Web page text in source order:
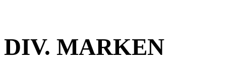
DIV. MARKEN